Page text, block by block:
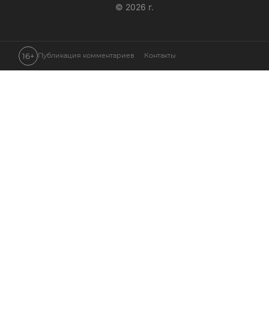
© 2026 г.
16+ Публикация комментариев Контакты